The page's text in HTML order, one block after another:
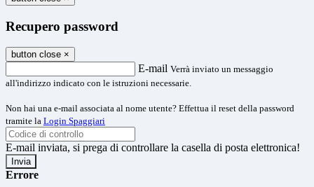
Recupero password
button close ×
E-mail Verrà inviato un messaggio
all'indirizzo indicato con le istruzioni necessarie.
Non hai una e-mail associata al nome utente? Effettua il reset della password
tramite la Login Spaggiari
E-mail inviata, si prega di controllare la casella di posta elettronica!
Errore